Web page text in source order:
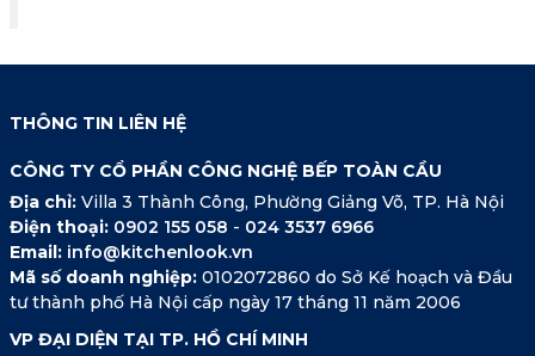
THÔNG TIN LIÊN HỆ
CÔNG TY CỔ PHẦN CÔNG NGHỆ BẾP TOÀN CẦU
Địa chỉ: Villa 3 Thành Công, Phường Giảng Võ, TP. Hà Nội
Điện thoại: 0902 155 058 - 024 3537 6966
Email: info@kitchenlook.vn
Mã số doanh nghiệp:0102072860 do Sở Kế hoạch và Đầu
tư thành phố Hà Nội cấp ngày 17 tháng 11 năm 2006
VP ĐẠI DIỆN TẠI TP. HỒ CHÍ MINH